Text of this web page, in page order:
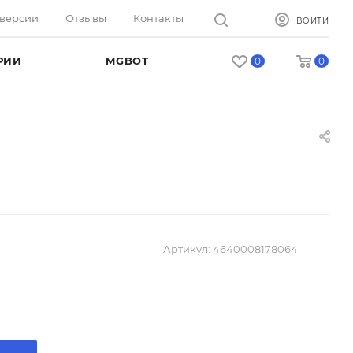
Отзывы Контакты ВОЙТИ
0 0
MGBOT
Артикул: 4640008178064